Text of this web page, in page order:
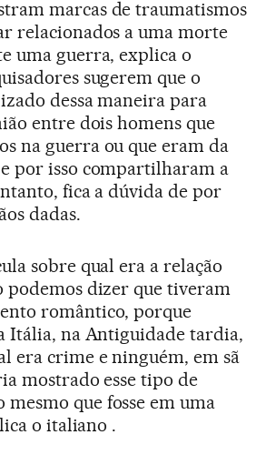
marcas de traumatismos
relacionados a uma morte
uma guerra, explica o
sugerem que o
dessa maneira para
entre dois homens que
na guerra ou que eram da
por isso compartilharam a
fica a dúvida de por
dadas.
sobre qual era a relação
podemos dizer que tiveram
romântico, porque
Itália, na Antiguidade tardia,
era crime e ninguém, em sã
mostrado esse tipo de
que fosse em uma
o italiano .